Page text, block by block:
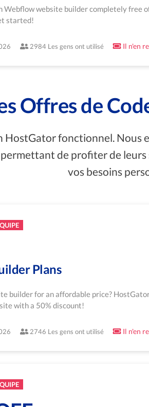
website builder completely free
started!
2984 Les gens ont utilisé Il n'en
Offres de
HostGator fonctionnel.
de profiter de
vos besoins
Plans
builder for an affordable price?
with a 50% discount!
2746 Les gens ont utilisé Il n'en